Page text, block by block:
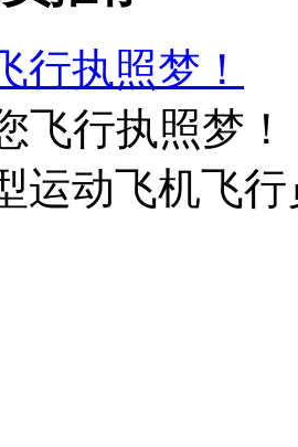
行执照梦！
飞行执照梦
运动飞机飞行